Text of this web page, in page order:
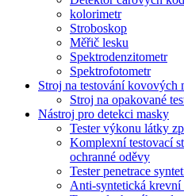
kolorimetr
Stroboskop
Měřič lesku
Spektrodenzitometr
Spektrofotometr
Stroj na testování kovových
Stroj na opakované
Nástroj pro detekci masky
Tester výkonu látky
Komplexní testovací
ochranné oděvy
Tester penetrace
Anti-syntetická krevní